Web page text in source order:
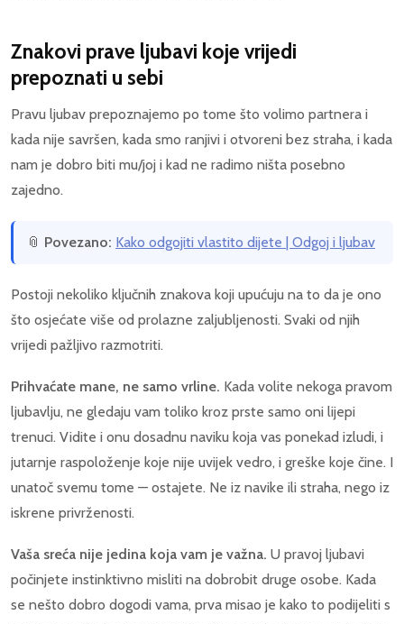
Znakovi prave ljubavi koje vrijedi
prepoznati u sebi
Pravu ljubav prepoznajemo po tome što volimo partnera i
kada nije savršen, kada smo ranjivi i otvoreni bez straha, i kada
nam je dobro biti mu/joj i kad ne radimo ništa posebno
zajedno.
📎 Povezano: Kako odgojiti vlastito dijete | Odgoj i ljubav
Postoji nekoliko ključnih znakova koji upućuju na to da je ono
što osjećate više od prolazne zaljubljenosti. Svaki od njih
vrijedi pažljivo razmotriti.
Prihvaćate mane, ne samo vrline. Kada volite nekoga pravom
ljubavlju, ne gledaju vam toliko kroz prste samo oni lijepi
trenuci. Vidite i onu dosadnu naviku koja vas ponekad izludi, i
jutarnje raspoloženje koje nije uvijek vedro, i greške koje čine. I
unatoč svemu tome — ostajete. Ne iz navike ili straha, nego iz
iskrene privrženosti.
Vaša sreća nije jedina koja vam je važna. U pravoj ljubavi
počinjete instinktivno misliti na dobrobit druge osobe. Kada
se nešto dobro dogodi vama, prva misao je kako to podijeliti s